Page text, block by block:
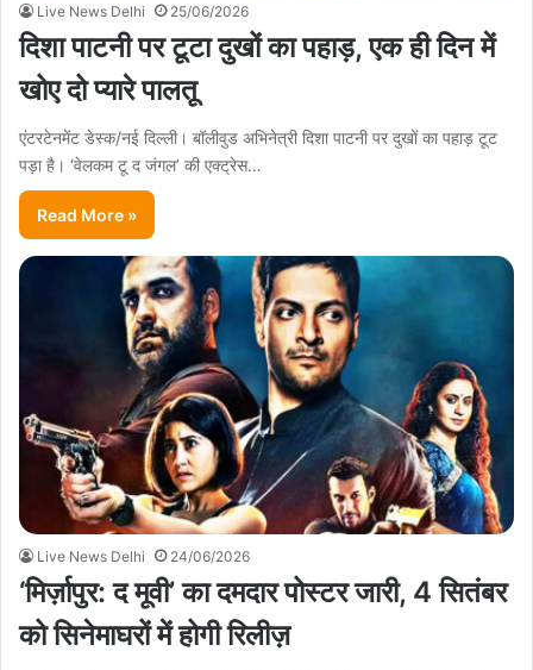
Live News Delhi 25/06/2026
दिशा पाटनी पर टूटा दुखों का पहाड़, एक ही दिन में
खोए दो प्यारे पालतू
एंटरटेनमेंट डेस्क/नई दिल्ली। बॉलीवुड अभिनेत्री दिशा पाटनी पर दुखों का पहाड़ टूट
पड़ा है। ‘वेलकम टू द जंगल’ की एक्ट्रेस…
Read More »
Live News Delhi 24/06/2026
‘मिर्ज़ापुर: द मूवी’ का दमदार पोस्टर जारी, 4 सितंबर
को सिनेमाघरों में होगी रिलीज़